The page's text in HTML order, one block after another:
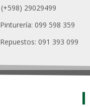
(+598) 29029499
Pinturería: 099 598 359
Repuestos: 091 393 099